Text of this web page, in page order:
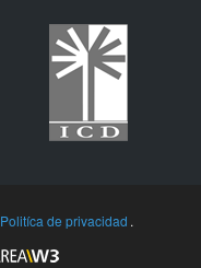
Politíca de privacidad .